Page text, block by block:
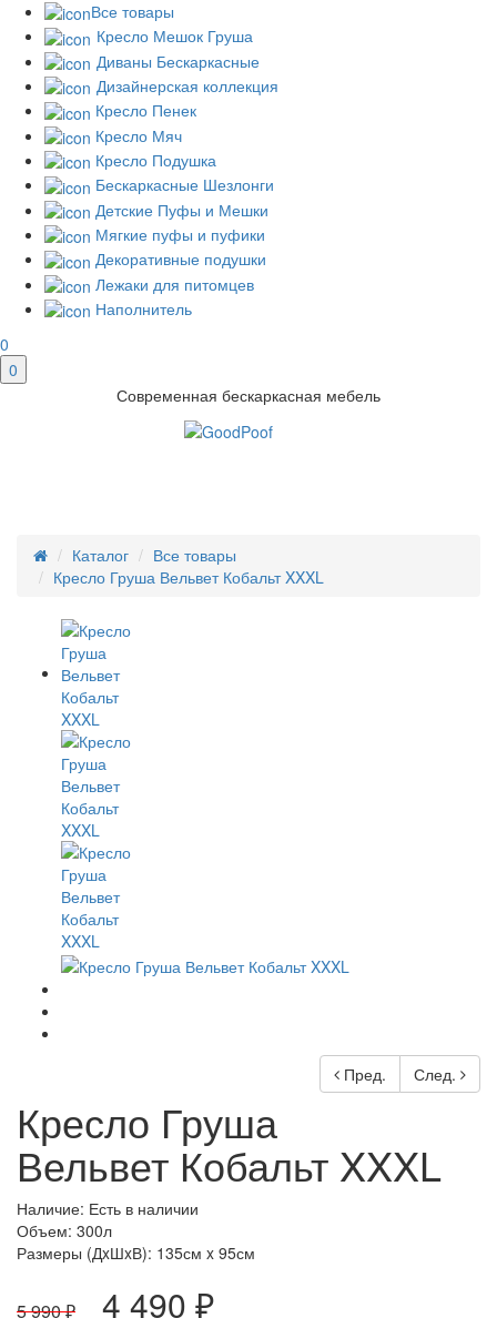
Все товары
Кресло Мешок Груша
Диваны Бескаркасные
Дизайнерская коллекция
Кресло Пенек
Кресло Мяч
Кресло Подушка
Бескаркасные Шезлонги
Детские Пуфы и Мешки
Мягкие пуфы и пуфики
Декоративные подушки
Лежаки для питомцев
Наполнитель
0
0
Современная бескаркасная мебель
Каталог
Все товары
Кресло Груша Вельвет Кобальт XXXL
Пред. След.
Кресло Груша
Вельвет Кобальт XXXL
Наличие: Есть в наличии
Объем: 300л
Размеры (ДxШxВ): 135см x 95см
5 990 ₽ 4 490 ₽